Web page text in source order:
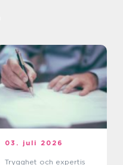
03. juli 2026
Trygghet och expertis